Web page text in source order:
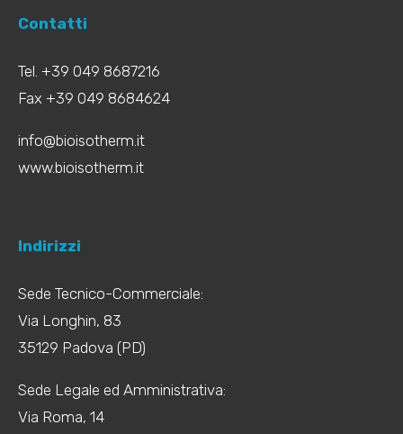
Contatti
Tel. +39 049 8687216
Fax +39 049 8684624
info@bioisotherm.it
www.bioisotherm.it
Indirizzi
Sede Tecnico-Commerciale:
Via Longhin, 83
35129 Padova (PD)
Sede Legale ed Amministrativa:
Via Roma, 14